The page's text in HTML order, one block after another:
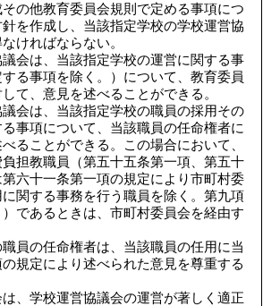
の他教育委員会規則で定める事項につ
を作成し、当該指定学校の学校運営協
ければならない。
会は、当該指定学校の運営に関する事
る事項を除く。）について、教育委員
て、意見を述べることができる。
会は、当該指定学校の職員の採用その
事項について、当該職員の任命権者に
ることができる。この場合において、
担教職員（第五十五条第一項、第五十
六十一条第一項の規定により市町村委
に関する事務を行う職員を除く。第九項
であるときは、市町村委員会を経由す
員の任命権者は、当該職員の任用に当
規定により述べられた意見を尊重する
、学校運営協議会の運営が著しく適正